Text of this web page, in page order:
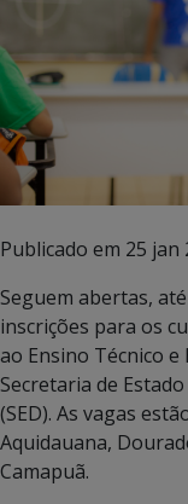
Publicado em 25 jan
Seguem abertas,
inscrições para os
ao Ensino Técnico
Secretaria de
(SED). As vagas
Aquidauana,
Camapuã.